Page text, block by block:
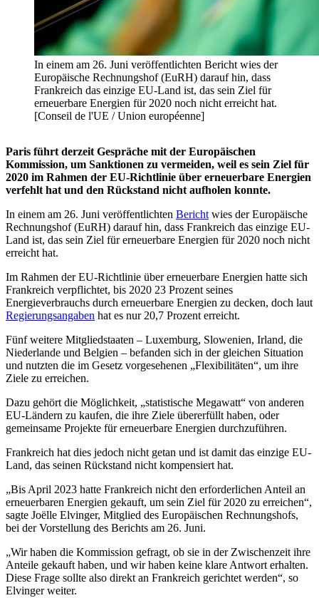
In einem am 26. Juni veröffentlichten Bericht wies der
Europäische Rechnungshof (EuRH) darauf hin, dass
Frankreich das einzige EU-Land ist, das sein Ziel für
erneuerbare Energien für 2020 noch nicht erreicht hat.
[Conseil de l'UE / Union européenne]
Paris führt derzeit Gespräche mit der Europäischen
Kommission, um Sanktionen zu vermeiden, weil es sein Ziel für
2020 im Rahmen der EU-Richtlinie über erneuerbare Energien
verfehlt hat und den Rückstand nicht aufholen konnte.
In einem am 26. Juni veröffentlichten Bericht wies der Europäische
Rechnungshof (EuRH) darauf hin, dass Frankreich das einzige EU-
Land ist, das sein Ziel für erneuerbare Energien für 2020 noch nicht
erreicht hat.
Im Rahmen der EU-Richtlinie über erneuerbare Energien hatte sich
Frankreich verpflichtet, bis 2020 23 Prozent seines
Energieverbrauchs durch erneuerbare Energien zu decken, doch laut
Regierungsangaben hat es nur 20,7 Prozent erreicht.
Fünf weitere Mitgliedstaaten – Luxemburg, Slowenien, Irland, die
Niederlande und Belgien – befanden sich in der gleichen Situation
und nutzten die im Gesetz vorgesehenen „Flexibilitäten“, um ihre
Ziele zu erreichen.
Dazu gehört die Möglichkeit, „statistische Megawatt“ von anderen
EU-Ländern zu kaufen, die ihre Ziele übererfüllt haben, oder
gemeinsame Projekte für erneuerbare Energien durchzuführen.
Frankreich hat dies jedoch nicht getan und ist damit das einzige EU-
Land, das seinen Rückstand nicht kompensiert hat.
„Bis April 2023 hatte Frankreich nicht den erforderlichen Anteil an
erneuerbaren Energien gekauft, um sein Ziel für 2020 zu erreichen“,
sagte Joëlle Elvinger, Mitglied des Europäischen Rechnungshofs,
bei der Vorstellung des Berichts am 26. Juni.
„Wir haben die Kommission gefragt, ob sie in der Zwischenzeit ihre
Anteile gekauft haben, und wir haben keine klare Antwort erhalten.
Diese Frage sollte also direkt an Frankreich gerichtet werden“, so
Elvinger weiter.